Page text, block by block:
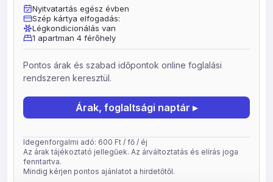
legjobb strandja, a vonyarcvashegyi Lidó Strand kb. 1, 5
km-re elérhető.
A strandon a parkolás ingyenesen biztosított. Az
apartman 3 km-re található a Szent Mihály-dombtól és
kápolnától. A közelben étterem, bolt (kb. 250 m)
található. A környéken számos programra nyílik
Foglalható szállás:
Nyitvatartás egész évben
Szép kártya elfogadás:
Légkondicionálás van
1 apartman 4 férőhely
Pontos árak és szabad időpontok online foglalási
rendszeren keresztül.
Árak, foglaltsági naptár ▸
Idegenforgalmi adó: 600 Ft / fő / éj
Az árak tájékoztató jellegűek. Az árváltoztatás és elírás joga
fenntartva.
Mindig kérjen pontos ajánlatot a hirdetőtől.